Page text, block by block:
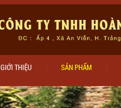
GIỚI THIỆU SẢN PHẨM